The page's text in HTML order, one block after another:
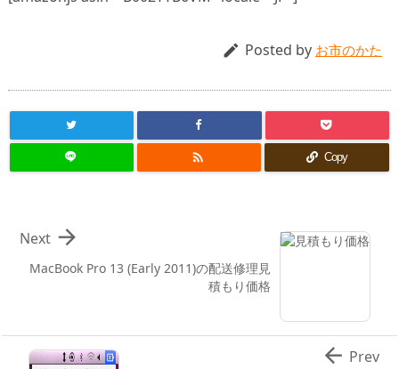
 Posted by お市のかた
 Copy
MacBook Pro 13 (Early 2011)の配送修理見
積もり価格

Next
 Prev